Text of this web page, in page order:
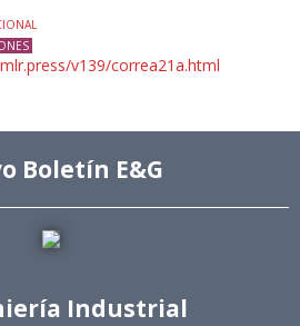
v139/correa21a.html
Boletín E&G
Industrial